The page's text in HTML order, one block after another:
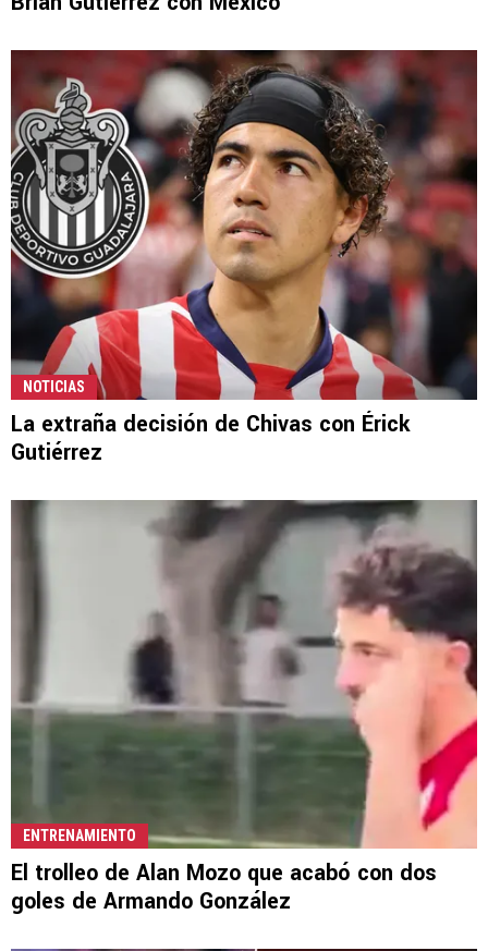
NOTICIAS
La extraña decisión de Chivas con Érick
Gutiérrez
ENTRENAMIENTO
El trolleo de Alan Mozo que acabó con dos
goles de Armando González